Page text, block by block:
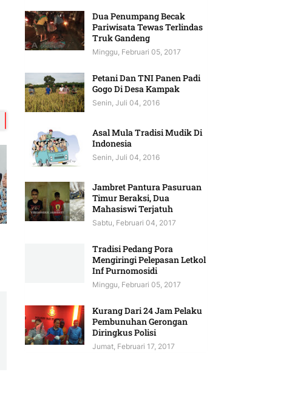
Dua Penumpang Becak
Pariwisata Tewas Terlindas
Truk Gandeng
Minggu, Februari 05, 2017
Petani Dan TNI Panen Padi
Gogo Di Desa Kampak
Senin, Juli 04, 2016
Asal Mula Tradisi Mudik Di
Indonesia
Senin, Juli 04, 2016
Jambret Pantura Pasuruan
Timur Beraksi, Dua
Mahasiswi Terjatuh
Sabtu, Februari 04, 2017
Tradisi Pedang Pora
Mengiringi Pelepasan Letkol
Inf Purnomosidi
Minggu, Februari 05, 2017
Kurang Dari 24 Jam Pelaku
Pembunuhan Gerongan
Diringkus Polisi
Jumat, Februari 17, 2017